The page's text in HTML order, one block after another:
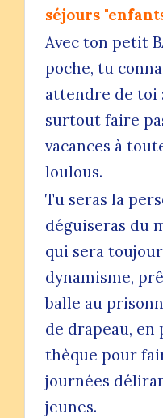
séjours
Avec ton petit
poche, tu
attendre de toi
surtout faire
vacances à
loulous.
Tu seras la
déguiseras du
qui sera
dynamisme,
balle au
de drapeau, en
thèque pour
journées
jeunes.